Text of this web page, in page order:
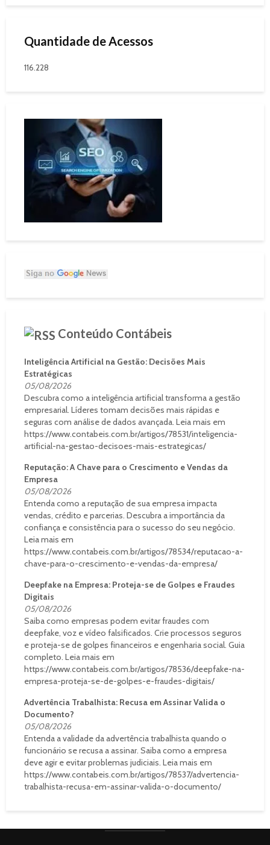
Quantidade de Acessos
116.228
Conteúdo Contábeis
Inteligência Artificial na Gestão: Decisões Mais
Estratégicas
05/08/2026
Descubra como a inteligência artificial transforma a gestão
empresarial. Líderes tomam decisões mais rápidas e
seguras com análise de dados avançada. Leia mais em
https://www.contabeis.com.br/artigos/78531/inteligencia-
artificial-na-gestao-decisoes-mais-estrategicas/
Reputação: A Chave para o Crescimento e Vendas da
Empresa
05/08/2026
Entenda como a reputação de sua empresa impacta
vendas, crédito e parcerias. Descubra a importância da
confiança e consistência para o sucesso do seu negócio.
Leia mais em
https://www.contabeis.com.br/artigos/78534/reputacao-a-
chave-para-o-crescimento-e-vendas-da-empresa/
Deepfake na Empresa: Proteja-se de Golpes e Fraudes
Digitais
05/08/2026
Saiba como empresas podem evitar fraudes com
deepfake, voz e vídeo falsificados. Crie processos seguros
e proteja-se de golpes financeiros e engenharia social. Guia
completo. Leia mais em
https://www.contabeis.com.br/artigos/78536/deepfake-na-
empresa-proteja-se-de-golpes-e-fraudes-digitais/
Advertência Trabalhista: Recusa em Assinar Valida o
Documento?
05/08/2026
Entenda a validade da advertência trabalhista quando o
funcionário se recusa a assinar. Saiba como a empresa
deve agir e evitar problemas judiciais. Leia mais em
https://www.contabeis.com.br/artigos/78537/advertencia-
trabalhista-recusa-em-assinar-valida-o-documento/